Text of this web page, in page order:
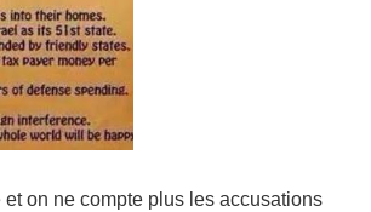
on ne compte plus les accusations